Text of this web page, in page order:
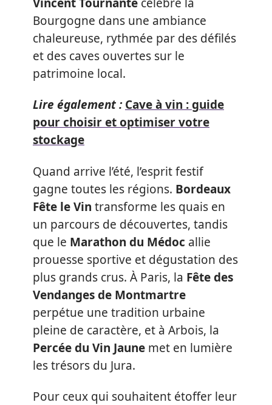
Bourgogne dans une ambiance
chaleureuse, rythmée par des défilés
et des caves ouvertes sur le
patrimoine local.
Lire également : Cave à vin : guide
pour choisir et optimiser votre
stockage
Quand arrive l’été, l’esprit festif
gagne toutes les régions. Bordeaux
Fête le Vin transforme les quais en
un parcours de découvertes, tandis
que le Marathon du Médoc allie
prouesse sportive et dégustation des
plus grands crus. À Paris, la Fête des
Vendanges de Montmartre
perpétue une tradition urbaine
pleine de caractère, et à Arbois, la
Percée du Vin Jaune met en lumière
les trésors du Jura.
Pour ceux qui souhaitent étoffer leur